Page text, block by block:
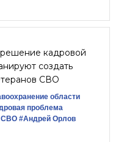
кадровой
создать
СВО
области
проблема
СВО #Андрей Орлов